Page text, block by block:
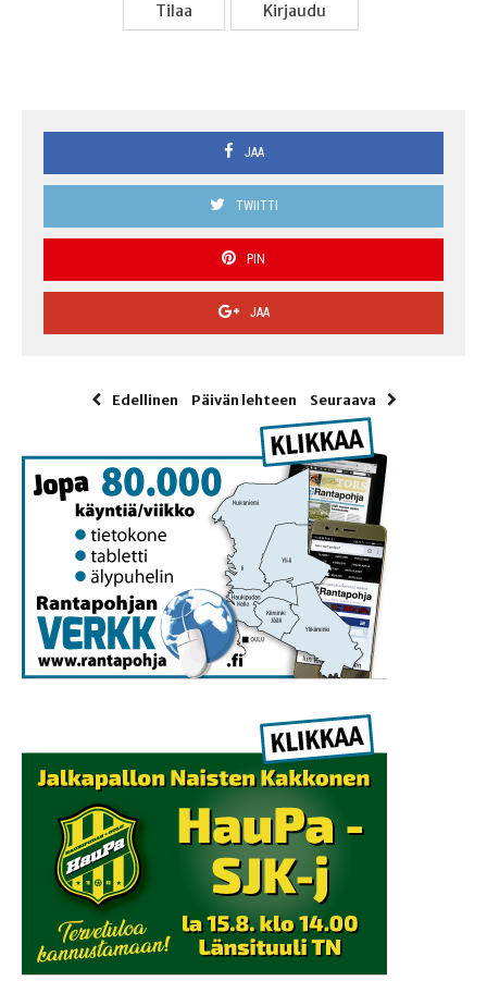
Tilaa Kir­jau­du
JAA
TWIITTI
PIN
JAA
Edellinen Päivän lehteen Seuraava